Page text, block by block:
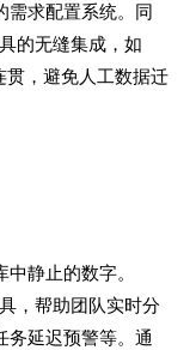
需求配置系统。同
的无缝集成，如
贯，避免人工数据迁
静止的数字。
，帮助团队实时分
务延迟预警等。通